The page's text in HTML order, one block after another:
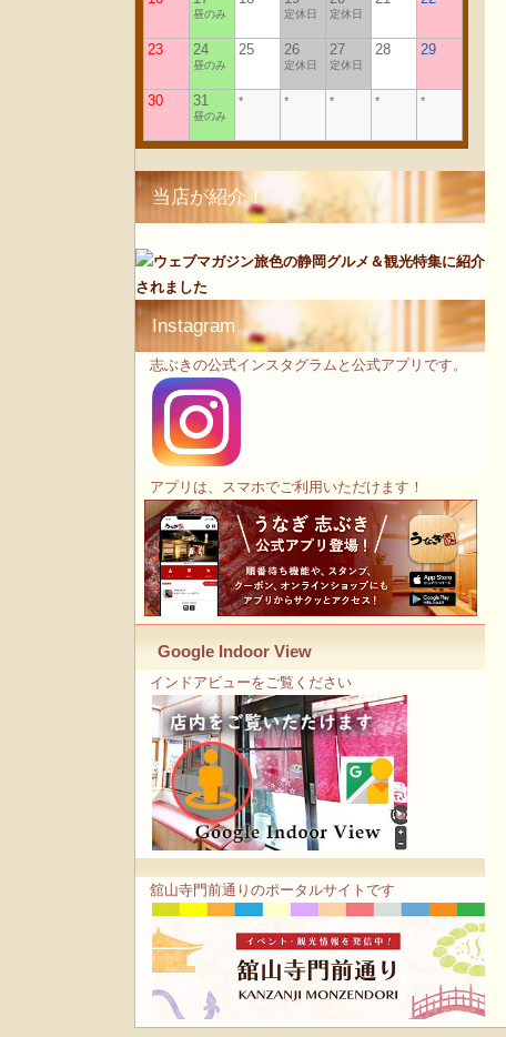
当店が紹介！
Instagram
志ぶきの公式インスタグラムと公式アプリです。
アプリは、スマホでご利用いただけます！
Google Indoor View
インドアビューをご覧ください
舘山寺門前通りのポータルサイトです